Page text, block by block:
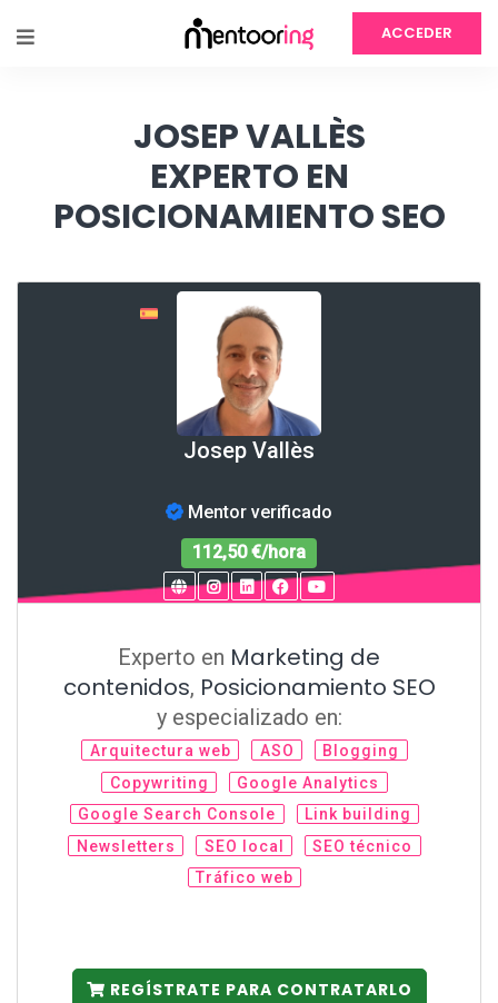
ACCEDER
JOSEP VALLÈS
EXPERTO EN
POSICIONAMIENTO SEO
Josep Vallès
Mentor verificado
112,50 €/hora
Experto en Marketing de
contenidos, Posicionamiento SEO
y especializado en:
Arquitectura web ASO
Blogging
Copywriting
Google Analytics
Google Search Console
Link building
Newsletters
SEO local
SEO técnico
Tráfico web
REGÍSTRATE PARA CONTRATARLO